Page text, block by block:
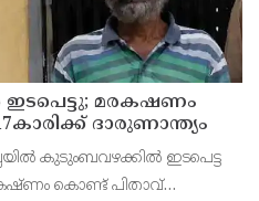
മരകഷണം
ദാരുണാന്ത്യം
കുടുംബവഴക്കില്‍ ഇടപെട്ട
കൊണ്ട് പിതാവ്